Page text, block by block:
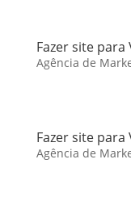
Fazer site
Agência de
Fazer site para
Agência de